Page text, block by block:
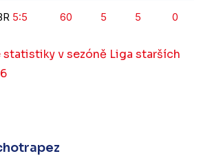
5:5 60 5 5 0
v sezóně Liga starších